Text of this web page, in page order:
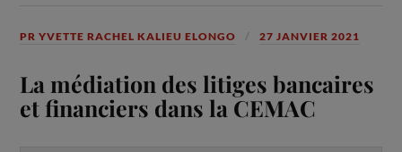
PR YVETTE RACHEL KALIEU ELONGO 27 JANVIER 2021
La médiation des litiges bancaires
et financiers dans la CEMAC